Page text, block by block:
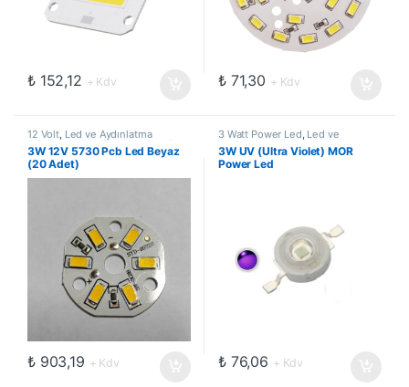
₺152,12 + Kdv ₺71,30 + Kdv
12 Volt, Led ve Aydınlatma
Çözümleri,Pcb Dizgili Ledler
Ledler
3W 12V 5730 Pcb Led Beyaz
(20 Adet)
₺903,19 + Kdv
3 Watt Power Led, Led ve
Aydınlatma Çözümleri, Power
Ledler
3W UV (Ultra Violet) MOR
Power Led
₺76,06 + Kdv